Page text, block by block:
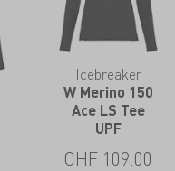
Icebreaker
W Merino 150
Ace LS Tee
UPF
CHF 109.00